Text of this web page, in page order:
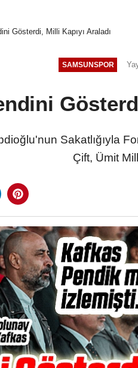
Gösterdi, Milli Kapıyı Araladı
SAMSUNSPOR
Sakatlığıyla
Çift, Ümit